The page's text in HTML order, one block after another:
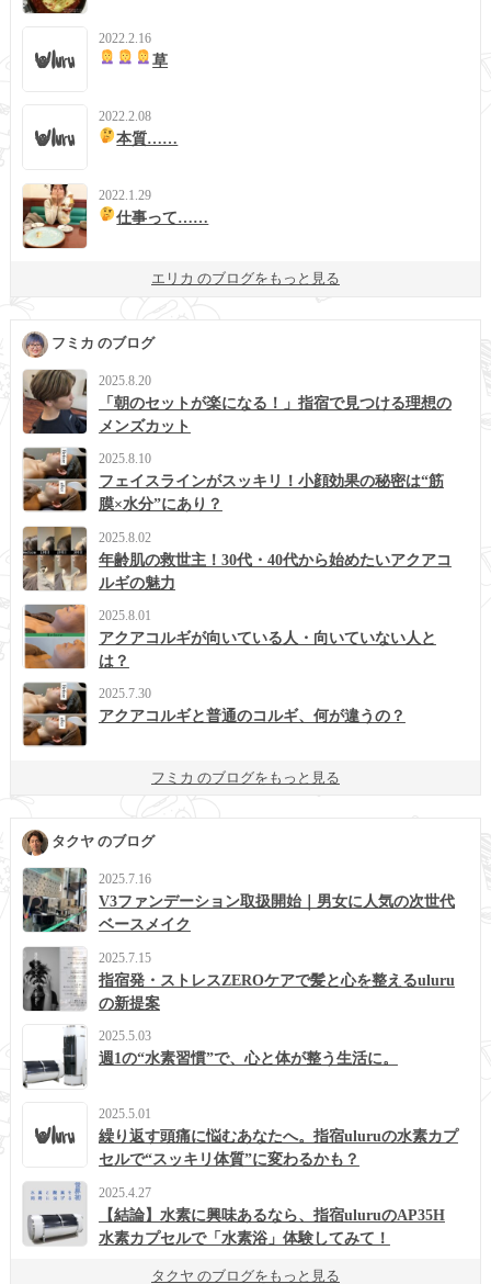
2022.2.16
草
2022.2.08
本質……
2022.1.29
仕事って……
エリカ のブログをもっと見る
フミカ のブログ
2025.8.20
「朝のセットが楽になる！」指宿で見つける理想の
メンズカット
2025.8.10
フェイスラインがスッキリ！小顔効果の秘密は“筋
膜×水分”にあり？
2025.8.02
年齢肌の救世主！30代・40代から始めたいアクアコ
ルギの魅力
2025.8.01
アクアコルギが向いている人・向いていない人と
は？
2025.7.30
アクアコルギと普通のコルギ、何が違うの？
フミカ のブログをもっと見る
タクヤ のブログ
2025.7.16
V3ファンデーション取扱開始｜男女に人気の次世代
ベースメイク
2025.7.15
指宿発・ストレスZEROケアで髪と心を整えるuluru
の新提案
2025.5.03
週1の“水素習慣”で、心と体が整う生活に。
2025.5.01
繰り返す頭痛に悩むあなたへ。指宿uluruの水素カプ
セルで“スッキリ体質”に変わるかも？
2025.4.27
【結論】水素に興味あるなら、指宿uluruのAP35H
水素カプセルで「水素浴」体験してみて！
タクヤ のブログをもっと見る